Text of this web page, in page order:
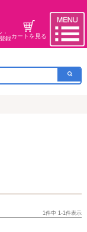
録カートを見る
1件中 1-1件表示